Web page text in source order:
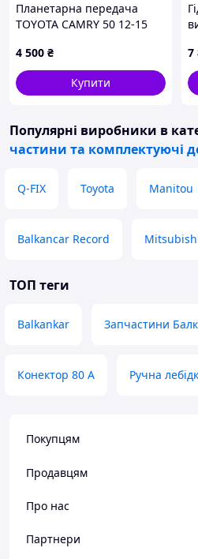
Планетарна передача
TOYOTA CAMRY 50 12-15
4 500 ₴
Купити
7
Популярні виробники в
частини та комплектуючі
Q-FIX Toyota Manitou
Balkancar Record
ТОП теги
Balkankar Запчастини
Конектор 80 А Ручна
Покупцям
Продавцям
Про нас
Партнери